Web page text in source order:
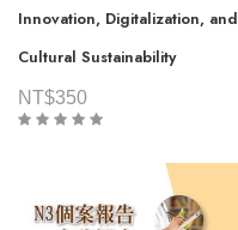
Innovation, Digitalization, and
Cultural Sustainability
NT$350